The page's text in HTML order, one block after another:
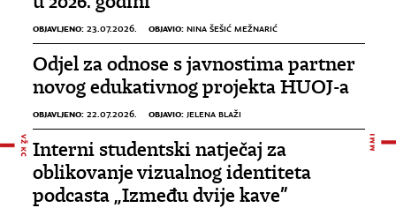
OBJAVLJENO: 23.07.2026. OBJAVIO: NINA ŠEŠIĆ MEŽNARIĆ
Odjel za odnose s javnostima partner
novog edukativnog projekta HUOJ-a
OBJAVLJENO: 22.07.2026. OBJAVIO: JELENA BLAŽI
Interni studentski natječaj za
oblikovanje vizualnog identiteta
podcasta „Između dvije kave”